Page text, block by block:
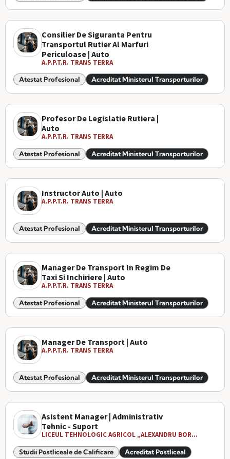
Consilier De Siguranta Pentru
Transportul Rutier Al Marfuri
Periculoase | Auto
A.P.P.T.R. TRANS TERRA
Atestat Profesional Acreditat Ministerul Transporturilor
Profesor De Legislatie Rutiera |
Auto
A.P.P.T.R. TRANS TERRA
Atestat Profesional Acreditat Ministerul Transporturilor
Instructor Auto | Auto
A.P.P.T.R. TRANS TERRA
Atestat Profesional Acreditat Ministerul Transporturilor
Manager De Transport In Regim De
Taxi Si Inchiriere | Auto
A.P.P.T.R. TRANS TERRA
Atestat Profesional Acreditat Ministerul Transporturilor
Manager De Transport | Auto
A.P.P.T.R. TRANS TERRA
Atestat Profesional Acreditat Ministerul Transporturilor
Asistent Manager | Administrativ
Tehnic - Suport
LICEUL TEHNOLOGIC AGRICOL „ALEXANDRU BOR...
Studii Postliceale de Calificare Acreditat Postliceal